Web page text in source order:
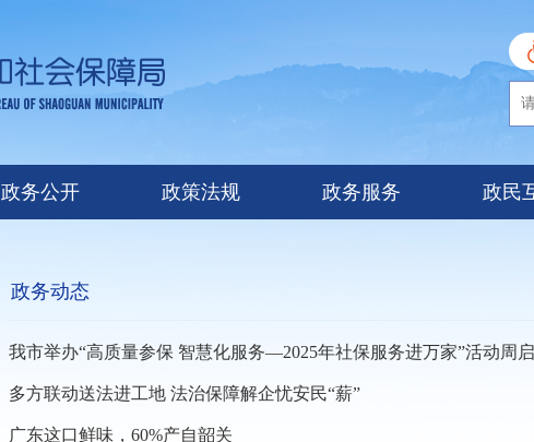
政务公开 政策法规 政务服务 政民
政务动态
我市举办“高质量参保 智慧化服务—2025年社保服务进万家”活动周
多方联动送法进工地 法治保障解企忧安民“薪”
广东这口鲜味，60%产自韶关